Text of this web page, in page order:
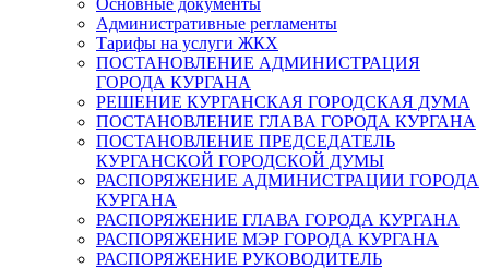
Основные документы
Административные регламенты
Тарифы на услуги ЖКХ
ПОСТАНОВЛЕНИЕ АДМИНИСТРАЦИЯ
ГОРОДА КУРГАНА
РЕШЕНИЕ КУРГАНСКАЯ ГОРОДСКАЯ ДУМА
ПОСТАНОВЛЕНИЕ ГЛАВА ГОРОДА КУРГАНА
ПОСТАНОВЛЕНИЕ ПРЕДСЕДАТЕЛЬ
КУРГАНСКОЙ ГОРОДСКОЙ ДУМЫ
РАСПОРЯЖЕНИЕ АДМИНИСТРАЦИИ ГОРОДА
КУРГАНА
РАСПОРЯЖЕНИЕ ГЛАВА ГОРОДА КУРГАНА
РАСПОРЯЖЕНИЕ МЭР ГОРОДА КУРГАНА
РАСПОРЯЖЕНИЕ РУКОВОДИТЕЛЬ